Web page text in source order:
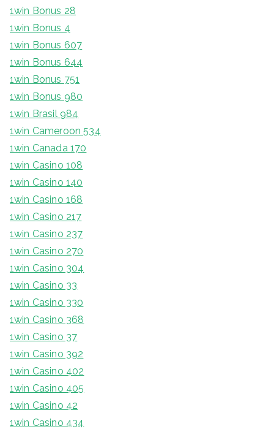
1win Bonus 28
1win Bonus 4
1win Bonus 607
1win Bonus 644
1win Bonus 751
1win Bonus 980
1win Brasil 984
1win Cameroon 534
1win Canada 170
1win Casino 108
1win Casino 140
1win Casino 168
1win Casino 217
1win Casino 237
1win Casino 270
1win Casino 304
1win Casino 33
1win Casino 330
1win Casino 368
1win Casino 37
1win Casino 392
1win Casino 402
1win Casino 405
1win Casino 42
1win Casino 434